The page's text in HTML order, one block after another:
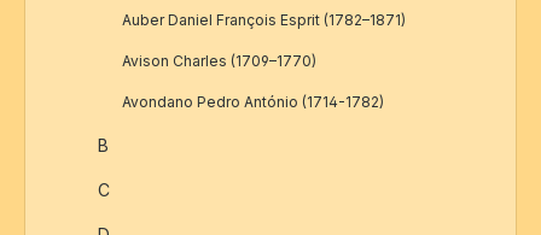
Auber Daniel François Esprit (1782–1871)
Avison Charles (1709–1770)
Avondano Pedro António (1714-1782)
B
C